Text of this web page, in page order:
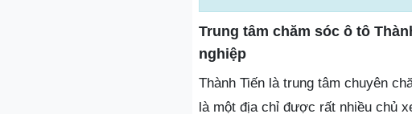
Trung tâm chăm sóc ô tô
nghiệp
Thành Tiến là trung tâm chuyên
là một địa chỉ được rất nhiều chủ